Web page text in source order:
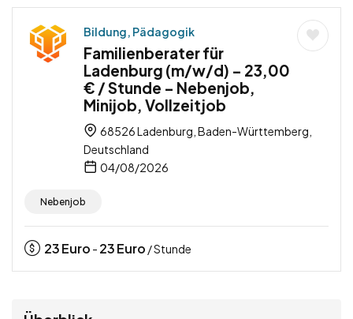
Bildung, Pädagogik
Familienberater für
Ladenburg (m/w/d) – 23,00
€ / Stunde – Nebenjob,
Minijob, Vollzeitjob
68526 Ladenburg, Baden-Württemberg,
Deutschland
04/08/2026
Nebenjob
23Euro - 23Euro / Stunde